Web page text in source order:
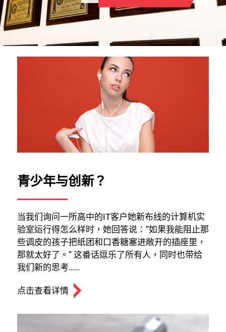
青少年与创新？
当我们询问一所高中的IT客户她新布线的计算机实
验室运行得怎么样时，她回答说：”如果我能阻止那
些调皮的孩子把纸团和口香糖塞进敞开的插座里，
那就太好了。” 这番话逗乐了所有人，同时也带给
我们新的思考……
点击查看详情